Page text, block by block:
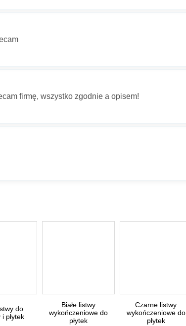
firmę, wszystko zgodnie a opisem!
do
płytek
Białe listwy
wykończeniowe do
płytek
Czarne listwy
wykończeniowe do
płytek
dużą ilość spamu, wymagana jest weryfikacja.